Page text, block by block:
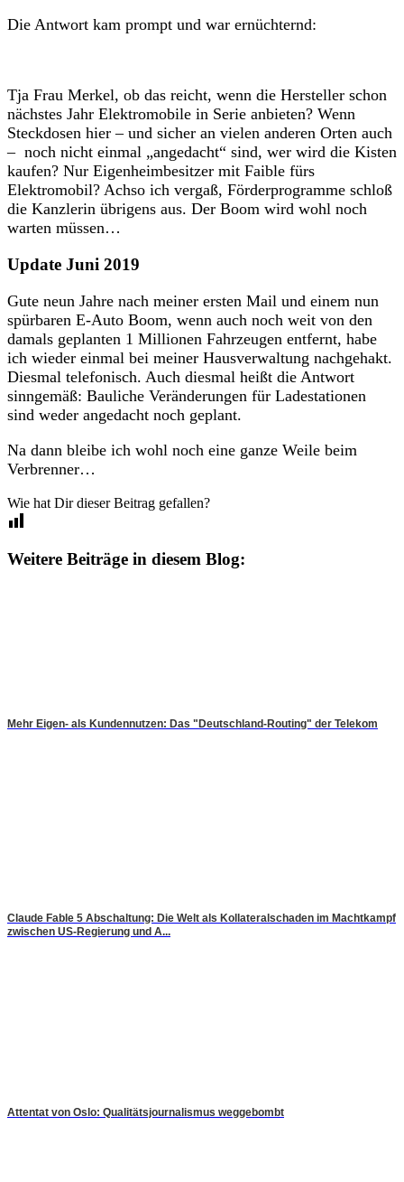
Die Antwort kam prompt und war ernüchternd:
Tja Frau Merkel, ob das reicht, wenn die Hersteller schon
nächstes Jahr Elektromobile in Serie anbieten? Wenn
Steckdosen hier – und sicher an vielen anderen Orten auch
– noch nicht einmal „angedacht“ sind, wer wird die Kisten
kaufen? Nur Eigenheimbesitzer mit Faible fürs
Elektromobil? Achso ich vergaß, Förderprogramme schloß
die Kanzlerin übrigens aus. Der Boom wird wohl noch
warten müssen…
Update Juni 2019
Gute neun Jahre nach meiner ersten Mail und einem nun
spürbaren E-Auto Boom, wenn auch noch weit von den
damals geplanten 1 Millionen Fahrzeugen entfernt, habe
ich wieder einmal bei meiner Hausverwaltung nachgehakt.
Diesmal telefonisch. Auch diesmal heißt die Antwort
sinngemäß: Bauliche Veränderungen für Ladestationen
sind weder angedacht noch geplant.
Na dann bleibe ich wohl noch eine ganze Weile beim
Verbrenner…
Wie hat Dir dieser Beitrag gefallen?
Weitere Beiträge in diesem Blog:
Mehr Eigen- als Kundennutzen: Das "Deutschland-Routing" der Telekom
Claude Fable 5 Abschaltung: Die Welt als Kollateralschaden im Machtkampf
zwischen US-Regierung und A...
Attentat von Oslo: Qualitätsjournalismus weggebombt